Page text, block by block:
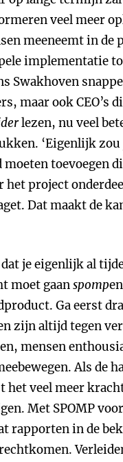
veel meer
meeneemt in de
implementatie
Swakhoven
maar ook CEO’s
lezen, nu veel
‘Eigenlijk zou
toevoegen
het project
Dat maakt de
je eigenlijk al
moet gaanspomp
Ga eerst
zijn altijd tegen
mensen
Als de
het veel meer
Met SPOMP
rapporten in de